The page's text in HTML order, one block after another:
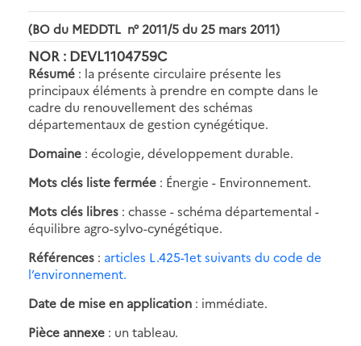
(BO du MEDDTL n° 2011/5 du 25 mars 2011)
NOR : DEVL1104759C
Résumé : la présente circulaire présente les
principaux éléments à prendre en compte dans le
cadre du renouvellement des schémas
départementaux de gestion cynégétique.
Domaine : écologie, développement durable.
Mots clés liste fermée : Énergie - Environnement.
Mots clés libres : chasse - schéma départemental -
équilibre agro-sylvo-cynégétique.
Références : articles L.425-1et suivants du code de
l’environnement.
Date de mise en application : immédiate.
Pièce annexe : un tableau.